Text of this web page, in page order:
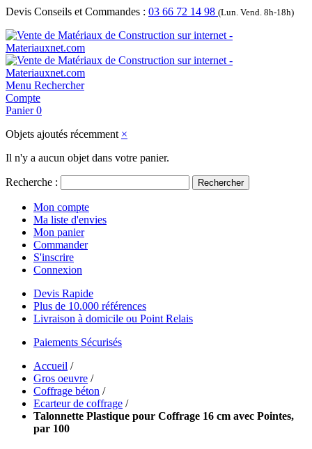
Devis Conseils et Commandes : 03 66 72 14 98 (Lun. Vend. 8h-18h)
Menu Rechercher
Compte
Panier 0
Objets ajoutés récemment ×
Il n'y a aucun objet dans votre panier.
Recherche : Rechercher
Mon compte
Ma liste d'envies
Mon panier
Commander
S'inscrire
Connexion
Devis Rapide
Plus de 10.000 références
Livraison à domicile ou Point Relais
Paiements Sécurisés
Accueil /
Gros oeuvre /
Coffrage béton /
Ecarteur de coffrage /
Talonnette Plastique pour Coffrage 16 cm avec Pointes,
par 100